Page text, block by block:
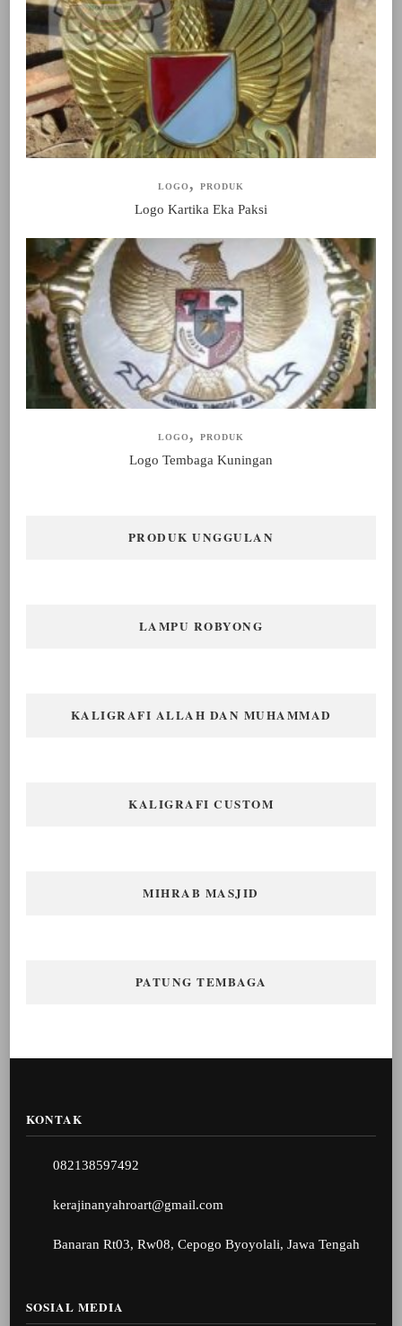
LOGO PRODUK
Logo Kartika Eka Paksi
LOGO PRODUK
Logo Tembaga Kuningan
PRODUK UNGGULAN
LAMPU ROBYONG
KALIGRAFI ALLAH DAN MUHAMMAD
KALIGRAFI CUSTOM
MIHRAB MASJID
PATUNG TEMBAGA
KONTAK
082138597492
kerajinanyahroart@gmail.com
Banaran Rt03, Rw08, Cepogo Byoyolali, Jawa Tengah
SOSIAL MEDIA